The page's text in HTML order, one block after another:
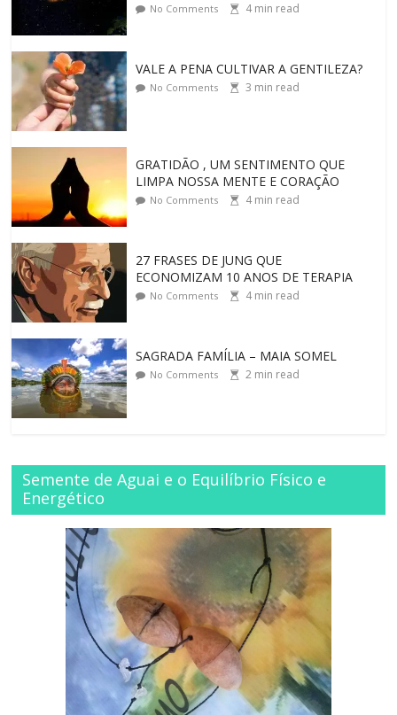
No Comments 4min read
VALE A PENA CULTIVAR A GENTILEZA?
No Comments 3 min read
GRATIDÃO , UM SENTIMENTO QUE
LIMPA NOSSA MENTE E CORAÇÃO
No Comments 4min read
27 FRASES DE JUNG QUE
ECONOMIZAM 10 ANOS DE TERAPIA
No Comments 4min read
SAGRADA FAMÍLIA – MAIA SOMEL
No Comments 2 min read
Semente de Aguai e o Equilíbrio Físico e
Energético